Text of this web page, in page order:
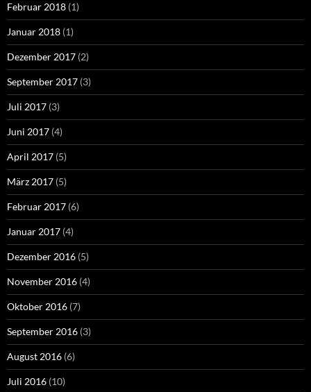
Februar 2018 (1)
Januar 2018 (1)
Dezember 2017 (2)
September 2017 (3)
Juli 2017 (3)
Juni 2017 (4)
April 2017 (5)
März 2017 (5)
Februar 2017 (6)
Januar 2017 (4)
Dezember 2016 (5)
November 2016 (4)
Oktober 2016 (7)
September 2016 (3)
August 2016 (6)
Juli 2016 (10)